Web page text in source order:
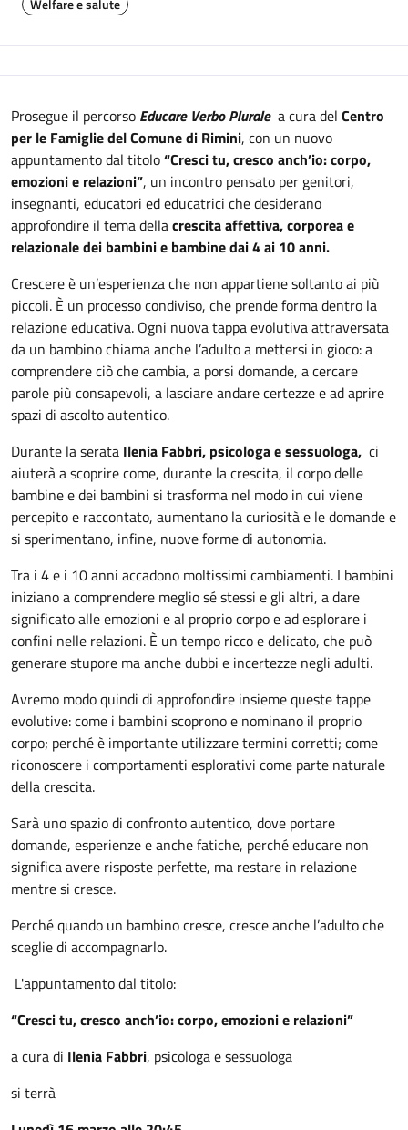
Welfare e salute
Descrizione
Prosegue il percorso Educare Verbo Pluralea cura del Centro
per le Famiglie del Comune di Rimini, con un nuovo
appuntamento dal titolo“Cresci tu, cresco anch’io: corpo,
emozioni e relazioni”, un incontro pensato per genitori,
insegnanti, educatori ed educatrici che desiderano
approfondire il tema dellacrescita affettiva, corporea e
relazionale dei bambini e bambine dai 4 ai 10 anni.
Crescere è un’esperienza che non appartiene soltanto ai più
piccoli. È un processo condiviso, che prende forma dentro la
relazione educativa. Ogni nuova tappa evolutiva attraversata
da un bambino chiama anche l’adulto a mettersi in gioco: a
comprendere ciò che cambia, a porsi domande, a cercare
parole più consapevoli, a lasciare andare certezze e ad aprire
spazi di ascolto autentico.
Durante la serata Ilenia Fabbri, psicologa e sessuologa, ci
aiuterà a scoprire come, durante la crescita, il corpo delle
bambine e dei bambini si trasforma nel modo in cui viene
percepito e raccontato, aumentano la curiosità e le domande e
si sperimentano, infine, nuove forme di autonomia.
Tra i 4 e i 10 anni accadono moltissimi cambiamenti. I bambini
iniziano a comprendere meglio sé stessi e gli altri, a dare
significato alle emozioni e al proprio corpo e ad esplorare i
confini nelle relazioni. È un tempo ricco e delicato, che può
generare stupore ma anche dubbi e incertezze negli adulti.
Avremo modo quindi di approfondire insieme queste tappe
evolutive: come i bambini scoprono e nominano il proprio
corpo; perché è importante utilizzare termini corretti; come
riconoscere i comportamenti esplorativi come parte naturale
della crescita.
Sarà uno spazio di confronto autentico, dove portare
domande, esperienze e anche fatiche, perché educare non
significa avere risposte perfette, ma restare in relazione
mentre si cresce.
Perché quando un bambino cresce, cresce anche l’adulto che
sceglie di accompagnarlo.
L'appuntamento dal titolo:
“Cresci tu, cresco anch’io: corpo, emozioni e relazioni”
a cura di Ilenia Fabbri, psicologa e sessuologa
si terrà